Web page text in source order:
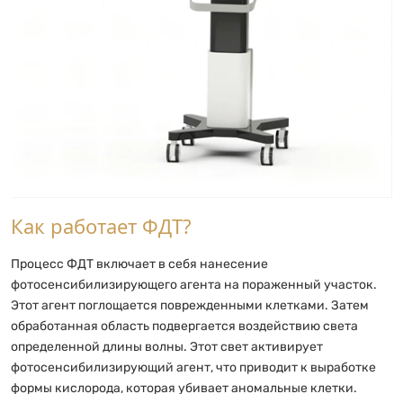
Как работает ФДТ?
Процесс ФДТ включает в себя нанесение
фотосенсибилизирующего агента на пораженный участок.
Этот агент поглощается поврежденными клетками. Затем
обработанная область подвергается воздействию света
определенной длины волны. Этот свет активирует
фотосенсибилизирующий агент, что приводит к выработке
формы кислорода, которая убивает аномальные клетки.